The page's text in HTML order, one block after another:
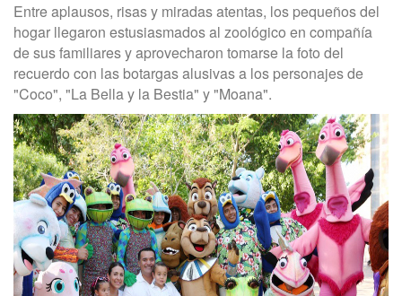
Entre aplausos, risas y miradas atentas, los pequeños del
hogar llegaron estusiasmados al zoológico en compañía
de sus familiares y aprovecharon tomarse la foto del
recuerdo con las botargas alusivas a los personajes de
"Coco", "La Bella y la Bestia" y "Moana".